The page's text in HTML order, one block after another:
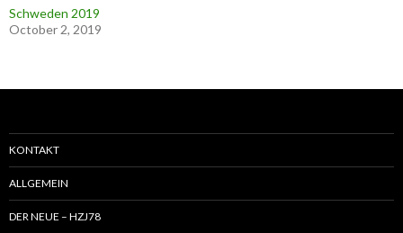
Schweden 2019
October 2, 2019
KONTAKT
ALLGEMEIN
DER NEUE – HZJ78